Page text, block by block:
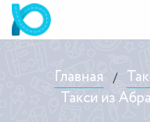
Главная /
Такси из